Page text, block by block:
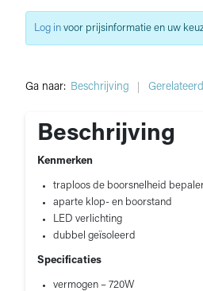
Ga naar: Beschrijving
Beschrijving
Kenmerken
traploos de boorsnelheid
aparte klop- en boorstand
LED verlichting
dubbel geïsoleerd
Specificaties
vermogen – 720W
Log in voor prijsinformatie en uw